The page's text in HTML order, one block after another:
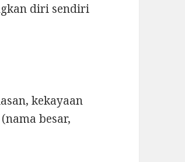
diri sendiri
kekayaan
besar,